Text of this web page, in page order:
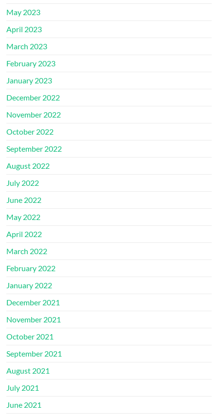
May 2023
April 2023
March 2023
February 2023
January 2023
December 2022
November 2022
October 2022
September 2022
August 2022
July 2022
June 2022
May 2022
April 2022
March 2022
February 2022
January 2022
December 2021
November 2021
October 2021
September 2021
August 2021
July 2021
June 2021